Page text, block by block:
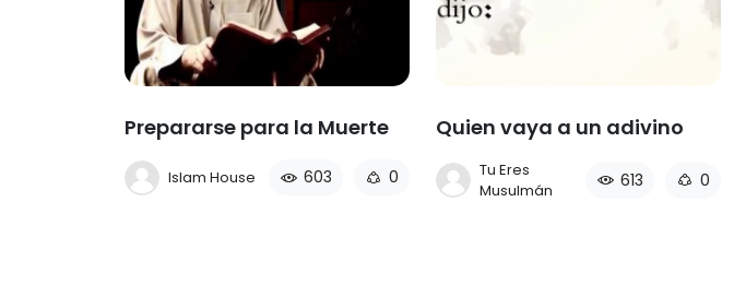
Prepararse para la Muerte
Islam House 603 0
Quien vaya a un adivino
Tu Eres
Musulmán
613 0